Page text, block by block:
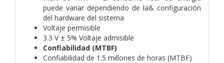
puede variar dependiendo de la& configuración
del hardware del sistema
Voltaje permisible
3.3 V ± 5% Voltaje admisible
Confiabilidad (MTBF)
Confiabilidad de 1.5 millones de horas (MTBF)